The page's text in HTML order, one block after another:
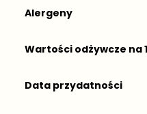
Alergeny
Wartości odżywcze na
Data przydatności